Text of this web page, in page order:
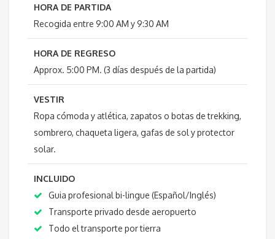
HORA DE PARTIDA
Recogida entre 9:00 AM y 9:30 AM
HORA DE REGRESO
Approx. 5:00 PM. (3 días después de la partida)
VESTIR
Ropa cómoda y atlética, zapatos o botas de trekking,
sombrero, chaqueta ligera, gafas de sol y protector
solar.
INCLUIDO
Guia profesional bi-lingue (Español/Inglés)
Transporte privado desde aeropuerto
Todo el transporte por tierra